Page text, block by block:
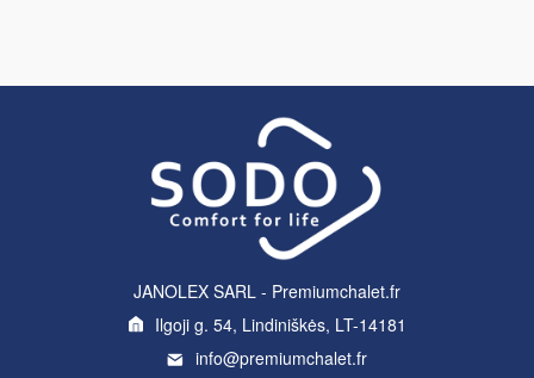
JANOLEX SARL - Premiumchalet.fr
Ilgoji g. 54, Lindiniškės, LT-14181
info@premiumchalet.fr